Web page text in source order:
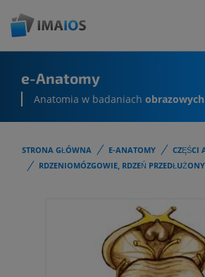
e-Anatomy
Anatomia w badaniach obrazowych
STRONA GŁÓWNA E-ANATOMY CZĘŚCI
RDZENIOMÓZGOWIE, RDZEŃ PRZEDŁUŻONY